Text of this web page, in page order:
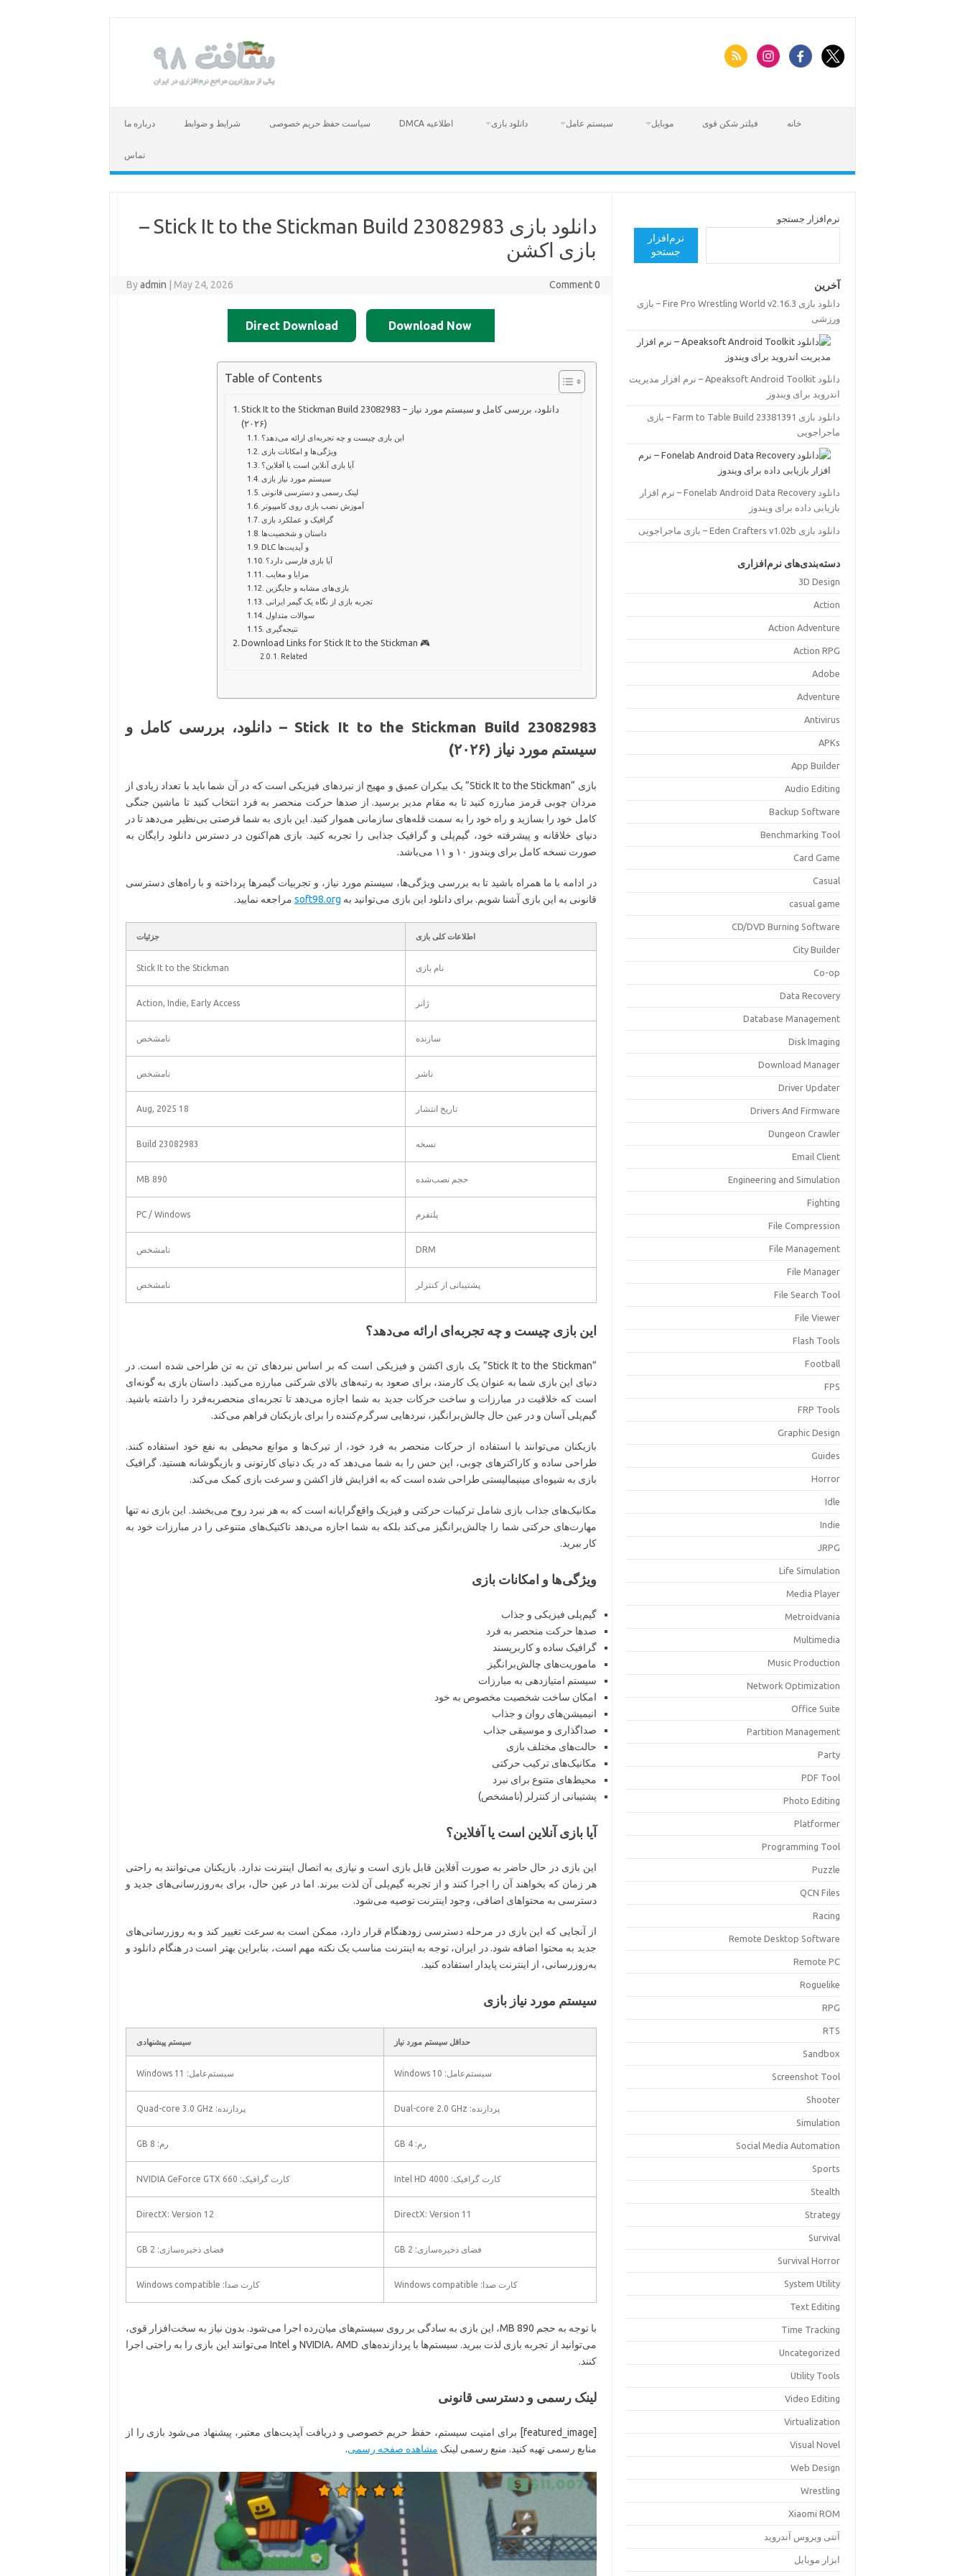
خانه فیلتر شکن قوی موبایل سیستم عامل دانلود بازی اطلاعیه DMCA سیاست حفظ حریم خصوصی شرایط و ضوابط درباره ما
تماس
دانلود بازی Stick It to the Stickman Build 23082983 –
بازی اکشن
Byadmin May 24, 2026 0 Comment
Download Now
Direct Download
Table of Contents
Stick It to the Stickman Build 23082983 – دانلود، بررسی کامل و سیستم مورد نیاز
(۲۰۲۶)
این بازی چیست و چه تجربه‌ای ارائه می‌دهد؟
ویژگی‌ها و امکانات بازی
آیا بازی آنلاین است یا آفلاین؟
سیستم مورد نیاز بازی
لینک رسمی و دسترسی قانونی
آموزش نصب بازی روی کامپیوتر
گرافیک و عملکرد بازی
داستان و شخصیت‌ها
DLC و آپدیت‌ها
آیا بازی فارسی دارد؟
مزایا و معایب
بازی‌های مشابه و جایگزین
تجربه بازی از نگاه یک گیمر ایرانی
سوالات متداول
نتیجه‌گیری
Download Links for Stick It to the Stickman 🎮
Related
Stick It to the Stickman Build 23082983 – دانلود، بررسی کامل و
سیستم مورد نیاز (۲۰۲۶)
بازی “Stick It to the Stickman” یک بیکران عمیق و مهیج از نبردهای فیزیکی است که در آن شما باید با تعداد زیادی از
مردان چوبی قرمز مبارزه کنید تا به مقام مدیر برسید. از صدها حرکت منحصر به فرد انتخاب کنید تا ماشین جنگی
کامل خود را بسازید و راه خود را به سمت قله‌های سازمانی هموار کنید. این بازی به شما فرصتی بی‌نظیر می‌دهد تا در
دنیای خلاقانه و پیشرفته خود، گیم‌پلی و گرافیک جذابی را تجربه کنید. بازی هم‌اکنون در دسترس دانلود رایگان به
صورت نسخه کامل برای ویندوز ۱۰ و ۱۱ می‌باشد.
در ادامه با ما همراه باشید تا به بررسی ویژگی‌ها، سیستم مورد نیاز، و تجربیات گیمرها پرداخته و با راه‌های دسترسی
قانونی به این بازی آشنا شویم. برای دانلود این بازی می‌توانید به soft98.org مراجعه نمایید.
اطلاعات کلی بازی جزئیات
نام بازی Stick It to the Stickman
ژانر Action, Indie, Early Access
سازنده نامشخص
ناشر نامشخص
تاریخ انتشار 18 Aug, 2025
نسخه Build 23082983
حجم نصب‌شده 890 MB
پلتفرم PC / Windows
DRM نامشخص
پشتیبانی از کنترلر نامشخص
این بازی چیست و چه تجربه‌ای ارائه می‌دهد؟
“Stick It to the Stickman” یک بازی اکشن و فیزیکی است که بر اساس نبردهای تن به تن طراحی شده است. در
دنیای این بازی شما به عنوان یک کارمند، برای صعود به رتبه‌های بالای شرکتی مبارزه می‌کنید. داستان بازی به گونه‌ای
است که خلاقیت در مبارزات و ساخت حرکات جدید به شما اجازه می‌دهد تا تجربه‌ای منحصربه‌فرد را داشته باشید.
گیم‌پلی آسان و در عین حال چالش‌برانگیز، نبردهایی سرگرم‌کننده را برای بازیکنان فراهم می‌کند.
بازیکنان می‌توانند با استفاده از حرکات منحصر به فرد خود، از تیرک‌ها و موانع محیطی به نفع خود استفاده کنند.
طراحی ساده و کاراکترهای چوبی، این حس را به شما می‌دهد که در یک دنیای کارتونی و بازیگوشانه هستید. گرافیک
بازی به شیوه‌ای مینیمالیستی طراحی شده است که به افزایش فاز اکشن و سرعت بازی کمک می‌کند.
مکانیک‌های جذاب بازی شامل ترکیبات حرکتی و فیزیک واقع‌گرایانه است که به هر نبرد روح می‌بخشد. این بازی نه تنها
مهارت‌های حرکتی شما را چالش‌برانگیز می‌کند بلکه به شما اجازه می‌دهد تاکتیک‌های متنوعی را در مبارزات خود به
کار ببرید.
ویژگی‌ها و امکانات بازی
گیم‌پلی فیزیکی و جذاب
صدها حرکت منحصر به فرد
گرافیک ساده و کاربرپسند
ماموریت‌های چالش‌برانگیز
سیستم امتیازدهی به مبارزات
امکان ساخت شخصیت مخصوص به خود
انیمیشن‌های روان و جذاب
صداگذاری و موسیقی جذاب
حالت‌های مختلف بازی
مکانیک‌های ترکیب حرکتی
محیط‌های متنوع برای نبرد
پشتیبانی از کنترلر (نامشخص)
آیا بازی آنلاین است یا آفلاین؟
این بازی در حال حاضر به صورت آفلاین قابل بازی است و نیازی به اتصال اینترنت ندارد. بازیکنان می‌توانند به راحتی
هر زمان که بخواهند آن را اجرا کنند و از تجربه گیم‌پلی آن لذت ببرند. اما در عین حال، برای به‌روزرسانی‌های جدید و
دسترسی به محتواهای اضافی، وجود اینترنت توصیه می‌شود.
از آنجایی که این بازی در مرحله دسترسی زودهنگام قرار دارد، ممکن است به سرعت تغییر کند و به روزرسانی‌های
جدید به محتوا اضافه شود. در ایران، توجه به اینترنت مناسب یک نکته مهم است، بنابراین بهتر است در هنگام دانلود و
به‌روزرسانی، از اینترنت پایدار استفاده کنید.
سیستم مورد نیاز بازی
حداقل سیستم مورد نیاز سیستم پیشنهادی
سیستم‌عامل: Windows 10 سیستم‌عامل: Windows 11
پردازنده: Dual-core 2.0 GHz پردازنده: Quad-core 3.0 GHz
رم: 4 GB رم: 8 GB
کارت گرافیک: Intel HD 4000 کارت گرافیک: NVIDIA GeForce GTX 660
DirectX: Version 11
DirectX: Version 12
فضای ذخیره‌سازی: 2 GB فضای ذخیره‌سازی: 2 GB
کارت صدا: Windows compatible کارت صدا: Windows compatible
با توجه به حجم 890 MB، این بازی به سادگی بر روی سیستم‌های میان‌رده اجرا می‌شود. بدون نیاز به سخت‌افزار قوی،
می‌توانید از تجربه بازی لذت ببرید. سیستم‌ها با پردازنده‌های NVIDIA، AMD و Intel می‌توانند این بازی را به راحتی اجرا
کنند.
لینک رسمی و دسترسی قانونی
[featured_image] برای امنیت سیستم، حفظ حریم خصوصی و دریافت آپدیت‌های معتبر، پیشنهاد می‌شود بازی را از
منابع رسمی تهیه کنید. منبع رسمی لینک مشاهده صفحه رسمی.
نرم‌افزار جستجو
نرم‌افزار
جستجو
آخرین
دانلود بازی Fire Pro Wrestling World v2.16.3 – بازی
ورزشی
دانلود Apeaksoft Android Toolkit – نرم افزار مدیریت
اندروید برای ویندوز
دانلود بازی Farm to Table Build 23381391 – بازی
ماجراجویی
دانلود Fonelab Android Data Recovery – نرم افزار
بازیابی داده برای ویندوز
دانلود بازی Eden Crafters v1.02b – بازی ماجراجویی
دسته‌بندی‌های نرم‌افزاری
3D Design
Action
Action Adventure
Action RPG
Adobe
Adventure
Antivirus
APKs
App Builder
Audio Editing
Backup Software
Benchmarking Tool
Card Game
Casual
casual game
CD/DVD Burning Software
City Builder
Co-op
Data Recovery
Database Management
Disk Imaging
Download Manager
Driver Updater
Drivers And Firmware
Dungeon Crawler
Email Client
Engineering and Simulation
Fighting
File Compression
File Management
File Manager
File Search Tool
File Viewer
Flash Tools
Football
FPS
FRP Tools
Graphic Design
Guides
Horror
Idle
Indie
JRPG
Life Simulation
Media Player
Metroidvania
Multimedia
Music Production
Network Optimization
Office Suite
Partition Management
Party
PDF Tool
Photo Editing
Platformer
Programming Tool
Puzzle
QCN Files
Racing
Remote Desktop Software
Remote PC
Roguelike
RPG
RTS
Sandbox
Screenshot Tool
Shooter
Simulation
Social Media Automation
Sports
Stealth
Strategy
Survival
Survival Horror
System Utility
Text Editing
Time Tracking
Uncategorized
Utility Tools
Video Editing
Virtualization
Visual Novel
Web Design
Wrestling
Xiaomi ROM
آنتی ویروس آندروید
ابزار موبایل